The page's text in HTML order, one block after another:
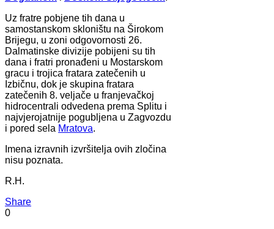
Uz fratre pobjene tih dana u
samostanskom skloništu na Širokom
Brijegu, u zoni odgovornosti 26.
Dalmatinske divizije pobijeni su tih
dana i fratri pronađeni u Mostarskom
gracu i trojica fratara zatečenih u
Izbičnu, dok je skupina fratara
zatečenih 8. veljače u franjevačkoj
hidrocentrali odvedena prema Splitu i
najvjerojatnije pogubljena u Zagvozdu
i pored sela Mratova.
Imena izravnih izvršitelja ovih zločina
nisu poznata.
R.H.
Share
0